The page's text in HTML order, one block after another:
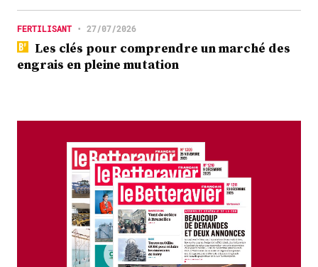
FERTILISANT • 27/07/2026
Les clés pour comprendre un marché des
engrais en pleine mutation